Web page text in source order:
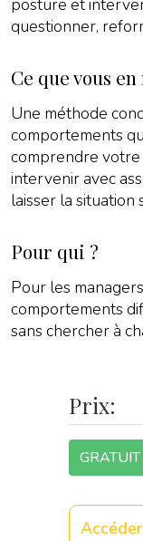
questionner,
Ce que vous
Une méthode
comportements
comprendre
intervenir avec
laisser la situation
Pour qui ?
Pour les
comportements
sans chercher à
Prix:
GRATUIT
Accéder